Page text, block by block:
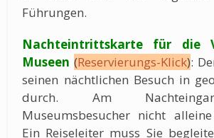
Führungen.
Nachteintrittskarte für die
Museen (Reservierungs-Klick):
seinen nächtlichen Besuch in
durch. Am
Museumsbesucher nicht
Ein Reiseleiter muss Sie